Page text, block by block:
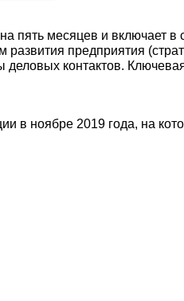
пять месяцев и включает
предприятия
контактов.
в ноябре 2019 года, на